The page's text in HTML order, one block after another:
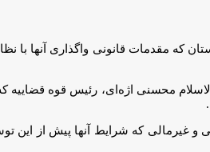
موتورسیکلت موجود در پارکینگ‌های استان که مقدمات قانونی واگذاری آنها
اظهار داشت: همزمان با یوم الله ۲۲ بهمن حجت‌الاسلام محسنی اژه‌ای، رئیس قوه
زندانیان واجد شرایط اعم از محکومان مالی و غیرمالی که شرایط آنها پیش از